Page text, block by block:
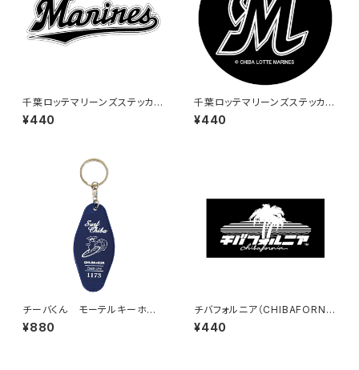
千葉ロッテマリーンズステッカー
16
¥440
千葉ロッテマリーンズステッカー
6
¥440
チーバくん モーテルキーホル
ダー design3
¥880
チバフォルニア（CHIBAFORNI
A）ステッカーB（Black）
¥440